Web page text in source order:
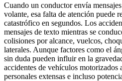
Cuando un conductor envía
volante, esa falta de atención puede
catastrófico en segundos. Los
mensajes de texto mientras se
colisiones por alcance, vuelcos,
laterales. Aunque factores como el
sin duda pueden influir en la
accidentes de vehículos motorizados
personales extensas e incluso